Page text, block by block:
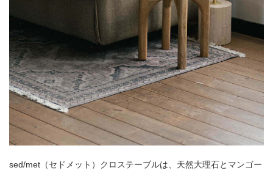
sed/met（セドメット）クロステーブルは、天然大理石とマンゴー